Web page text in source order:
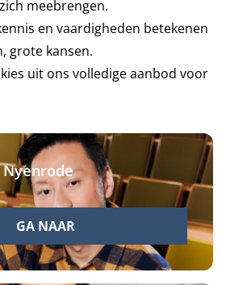
meebrengen.
en vaardigheden betekenen
grote kansen.
uit ons volledige aanbod voor
Nyenrode
GA NAAR